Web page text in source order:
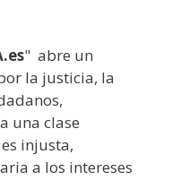
" abre un
la justicia, la
una clase
injusta,
a los intereses